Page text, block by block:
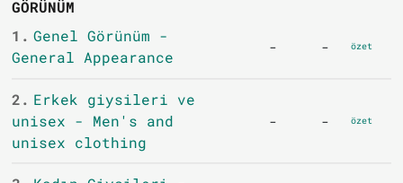
GÖRÜNÜM
1. Genel Görünüm -
General Appearance
- - özet
2. Erkek giysileri ve
unisex - Men's and
unisex clothing
- - özet